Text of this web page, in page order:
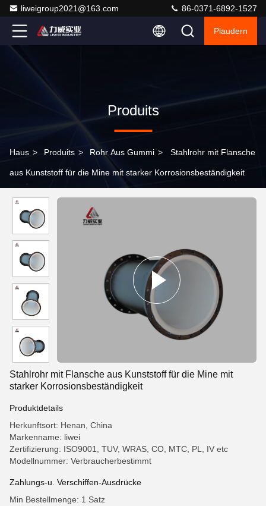
liweigroup2021@163.com 86-0371-6892-1527
Plaudern
Produits
Haus > Produits > Rohr Aus Gummi > Stahlrohr mit Flansche
aus Kunststoff für die Mine mit starker Korrosionsbeständigkeit
Stahlrohr mit Flansche aus Kunststoff für die Mine mit
starker Korrosionsbeständigkeit
Produktdetails
Herkunftsort: Henan, China
Markenname: liwei
Zertifizierung: ISO9001, TUV, WRAS, CO, MTC, PL, IV etc
Modellnummer: Verbraucherbestimmt
Zahlungs-u. Verschiffen-Ausdrücke
Min Bestellmenge: 1 Satz